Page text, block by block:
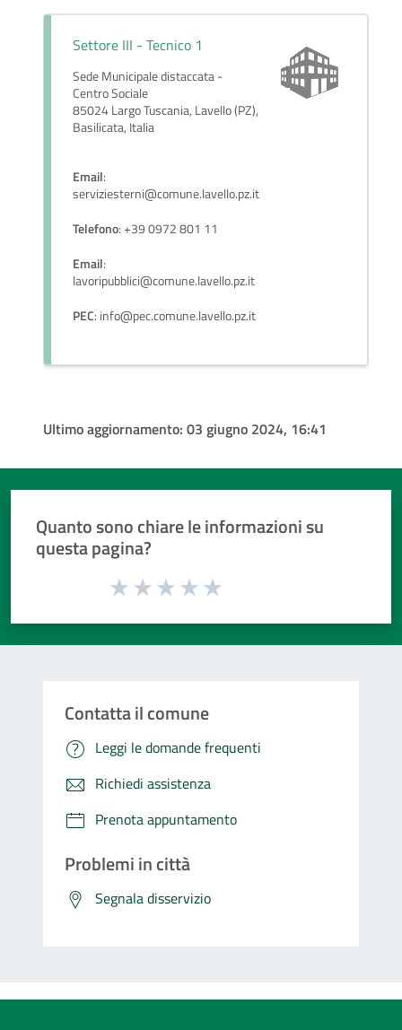
Settore III - Tecnico 1
Sede Municipale distaccata -
Centro Sociale
85024 Largo Tuscania, Lavello (PZ),
Basilicata, Italia
Email:
serviziesterni@comune.lavello.pz.it
Telefono: +39 0972 801 11
Email:
lavoripubblici@comune.lavello.pz.it
PEC: info@pec.comune.lavello.pz.it
Ultimo aggiornamento: 03 giugno 2024, 16:41
Quanto sono chiare le informazioni su
questa pagina?
Valuta da 1 a 5 stelle la pagina
Contatta il comune
Leggi le domande frequenti
Richiedi assistenza
Prenota appuntamento
Problemi in città
Segnala disservizio